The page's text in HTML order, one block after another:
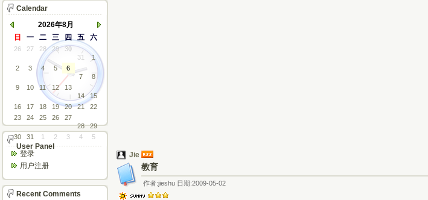
Jie
教育
作者:jieshu 日期:2009-05-02
Calendar
2026年8月
日
一 二 三 四 五 六
26 27 28 29
30
31
1
2
3 4 5
6
7
8
9
10 11 12
13
14
15
16
17 18 19 20 21
22
23
24 25 26
27
28
29
30
31 1 2 3 4 5
User Panel
登录
用户注册
Recent Comments